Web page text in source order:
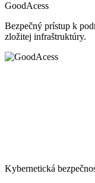
GoodAcess
Bezpečný prístup k
zložitej infraštruktúry.
Kybernetická